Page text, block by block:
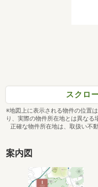
スクロ
※地図上に表示される物件の位置
り、実際の物件所在地とは異なる
正確な物件所在地は、取扱い不
案内図